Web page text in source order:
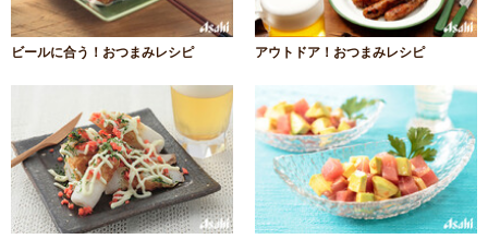
ビールに合う！おつまみレシピ アウトドア！おつまみレシピ